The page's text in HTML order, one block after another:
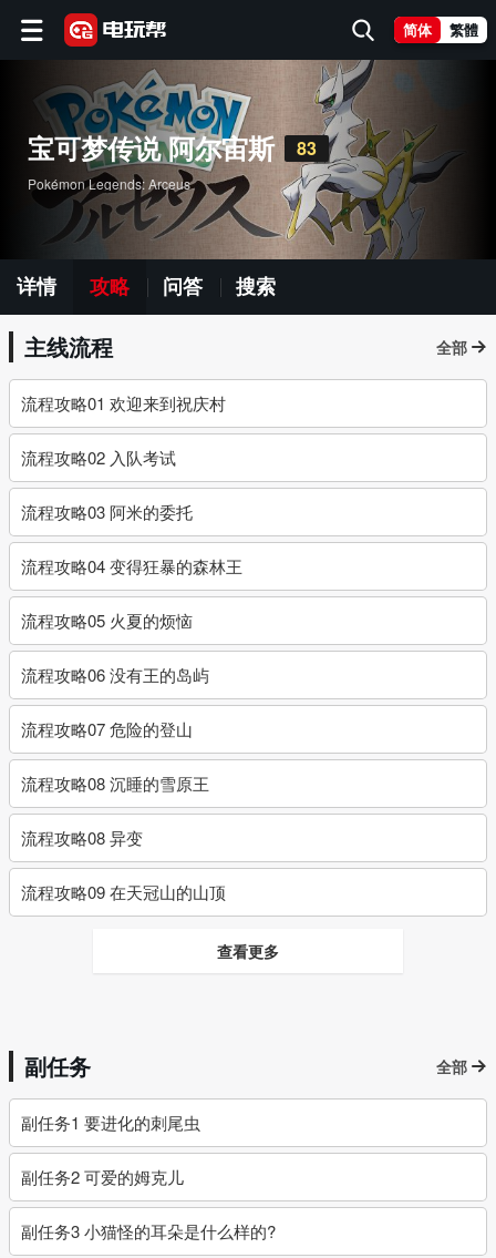
简体 繁體
宝可梦传说 阿尔宙斯 83
Pokémon Legends: Arceus
详情 攻略 问答 搜索
主线流程 全部
流程攻略01 欢迎来到祝庆村
流程攻略02 入队考试
流程攻略03 阿米的委托
流程攻略04 变得狂暴的森林王
流程攻略05 火夏的烦恼
流程攻略06 没有王的岛屿
流程攻略07 危险的登山
流程攻略08 沉睡的雪原王
流程攻略08 异变
流程攻略09 在天冠山的山顶
查看更多
副任务 全部
副任务1 要进化的刺尾虫
副任务2 可爱的姆克儿
副任务3 小猫怪的耳朵是什么样的?